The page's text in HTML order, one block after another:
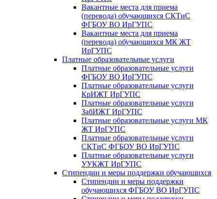
Вакантные места для приема
(перевода) обучающихся СКТиС
ФГБОУ ВО ИрГУПС
Вакантные места для приема
(перевода) обучающихся МК ЖТ
ИрГУПС
Платные образовательные услуги
Платные образовательные услуги
ФГБОУ ВО ИрГУПС
Платные образовательные услуги
КрИЖТ ИрГУПС
Платные образовательные услуги
ЗабИЖТ ИрГУПС
Платные образовательные услуги МК
ЖТ ИрГУПС
Платные образовательные услуги
СКТиС ФГБОУ ВО ИрГУПС
Платные образовательные услуги
УУКЖТ ИрГУПС
Стипендии и меры поддержки обучающихся
Стипендии и меры поддержки
обучающихся ФГБОУ ВО ИрГУПС